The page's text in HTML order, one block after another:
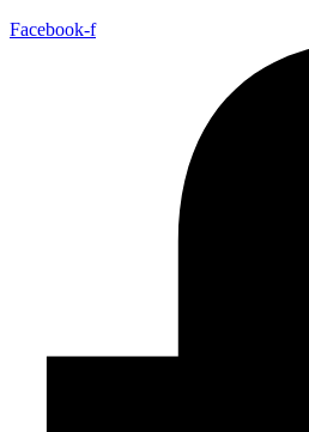
Facebook-f